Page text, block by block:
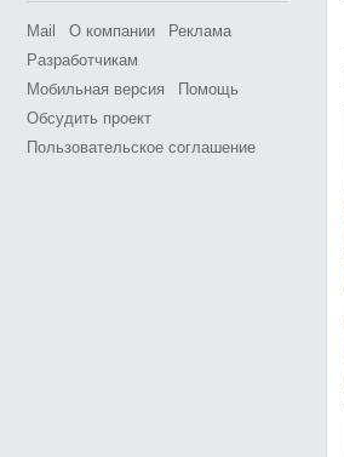
Mail О компании
Реклама
Разработчикам
Мобильная версия
Помощь
Обсудить проект
Пользовательское соглашение